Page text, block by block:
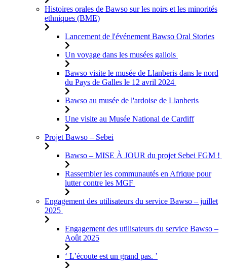
Histoires orales de Bawso sur les noirs et les minorités
ethniques (BME)
Lancement de l'événement Bawso Oral Stories
Un voyage dans les musées gallois
Bawso visite le musée de Llanberis dans le nord
du Pays de Galles le 12 avril 2024
Bawso au musée de l'ardoise de Llanberis
Une visite au Musée National de Cardiff
Projet Bawso – Sebei
Bawso – MISE À JOUR du projet Sebei FGM !
Rassembler les communautés en Afrique pour
lutter contre les MGF
Engagement des utilisateurs du service Bawso – juillet
2025
Engagement des utilisateurs du service Bawso –
Août 2025
‘ L’écoute est un grand pas. ’